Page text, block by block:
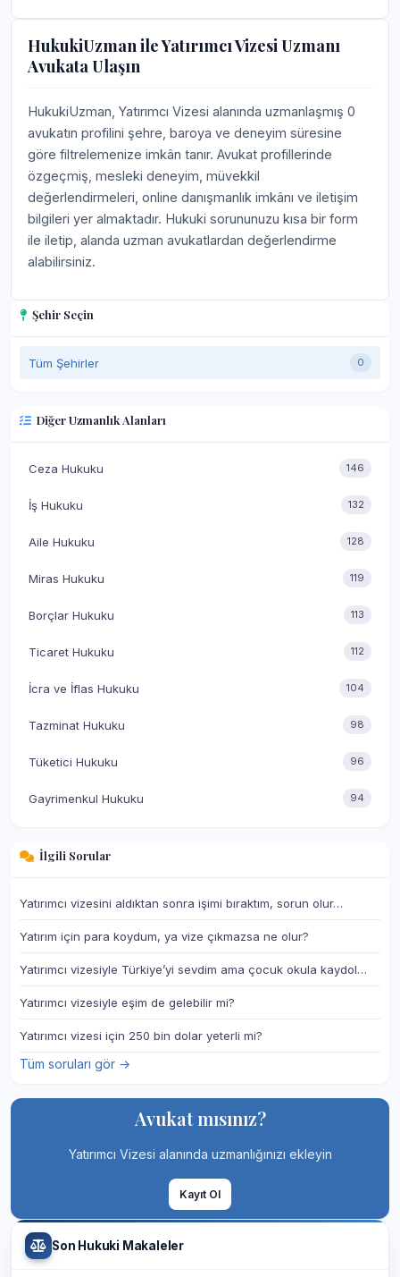
Şehir Seçin
Tüm Şehirler 0
Diğer Uzmanlık Alanları
Ceza Hukuku 146
İş Hukuku 132
Aile Hukuku 128
Miras Hukuku 119
Borçlar Hukuku 113
Ticaret Hukuku 112
İcra ve İflas Hukuku 104
Tazminat Hukuku 98
Tüketici Hukuku 96
Gayrimenkul Hukuku 94
İlgili Sorular
Yatırımcı vizesini aldıktan sonra işimi bıraktım, sorun olur…
Yatırım için para koydum, ya vize çıkmazsa ne olur?
Yatırımcı vizesiyle Türkiye’yi sevdim ama çocuk okula kaydol…
Yatırımcı vizesiyle eşim de gelebilir mi?
Yatırımcı vizesi için 250 bin dolar yeterli mi?
Tüm soruları gör →
Avukat mısınız?
Yatırımcı Vizesi alanında uzmanlığınızı ekleyin
Kayıt Ol
Son Hukuki Makaleler
HukukiUzman ile Yatırımcı Vizesi Uzmanı
Avukata Ulaşın
HukukiUzman, Yatırımcı Vizesi alanında uzmanlaşmış 0
avukatın profilini şehre, baroya ve deneyim süresine
göre filtrelemenize imkân tanır. Avukat profillerinde
özgeçmiş, mesleki deneyim, müvekkil
değerlendirmeleri, online danışmanlık imkânı ve iletişim
bilgileri yer almaktadır. Hukuki sorununuzu kısa bir form
ile iletip, alanda uzman avukatlardan değerlendirme
alabilirsiniz.